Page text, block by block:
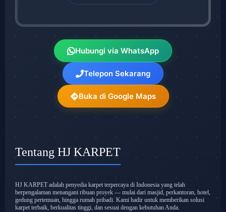
Hubungi via WhatsApp
Telepon Sekarang
Buka di Google Maps
Tentang HJ KARPET
HJ KARPET adalah penyedia karpet terpercaya di Indonesia yang telah
berpengalaman menangani ribuan proyek — mulai dari masjid, perkantoran, hotel,
gedung pertemuan, hingga rumah pribadi. Kami hadir untuk memberikan solusi
karpet terbaik, berkualitas tinggi, dan sesuai dengan kebutuhan Anda.